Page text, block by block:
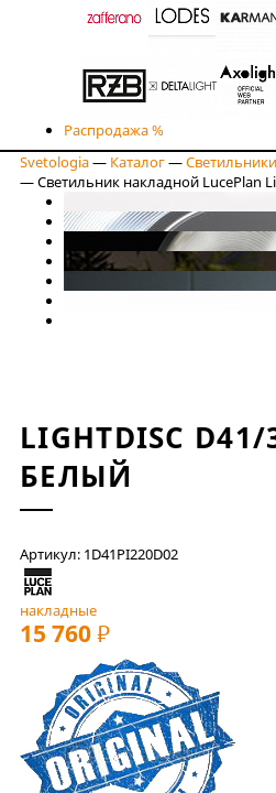
Распродажа %
Svetologia— Каталог—Светильники
—Светильник накладной LucePlan
LIGHTDISC D41/
БЕЛЫЙ
Артикул: 1D41PI220D02
накладные
15 760 РУБ